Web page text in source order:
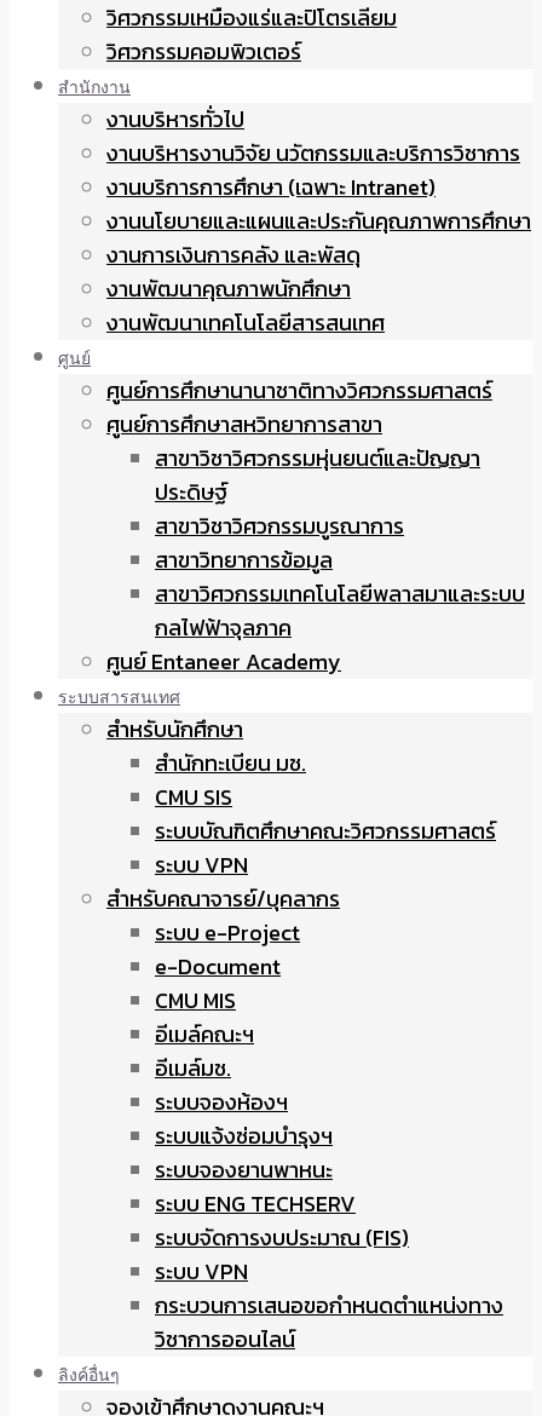
วิศวกรรมเหมืองแร่และปิโตรเลียม
วิศวกรรมคอมพิวเตอร์
สำนักงาน
งานบริหารทั่วไป
งานบริหารงานวิจัย นวัตกรรมและบริการวิชาการ
งานบริการการศึกษา (เฉพาะ Intranet)
งานนโยบายและแผนและประกันคุณภาพการศึกษา
งานการเงินการคลัง และพัสดุ
งานพัฒนาคุณภาพนักศึกษา
งานพัฒนาเทคโนโลยีสารสนเทศ
ศูนย์
ศูนย์การศึกษานานาชาติทางวิศวกรรมศาสตร์
ศูนย์การศึกษาสหวิทยาการสาขา
สาขาวิชาวิศวกรรมหุ่นยนต์และปัญญา
ประดิษฐ์
สาขาวิชาวิศวกรรมบูรณาการ
สาขาวิทยาการข้อมูล
สาขาวิศวกรรมเทคโนโลยีพลาสมาและระบบ
กลไฟฟ้าจุลภาค
ศูนย์ Entaneer Academy
ระบบสารสนเทศ
สำหรับนักศึกษา
สำนักทะเบียน มช.
CMU SIS
ระบบบัณฑิตศึกษาคณะวิศวกรรมศาสตร์
ระบบ VPN
สำหรับคณาจารย์/บุคลากร
ระบบ e-Project
e-Document
CMU MIS
อีเมล์คณะฯ
อีเมล์มช.
ระบบจองห้องฯ
ระบบแจ้งซ่อมบำรุงฯ
ระบบจองยานพาหนะ
ระบบ ENG TECHSERV
ระบบจัดการงบประมาณ (FIS)
ระบบ VPN
กระบวนการเสนอขอกำหนดตำแหน่งทาง
วิชาการออนไลน์
ลิงค์อื่นๆ
จองเข้าศึกษาดูงานคณะฯ